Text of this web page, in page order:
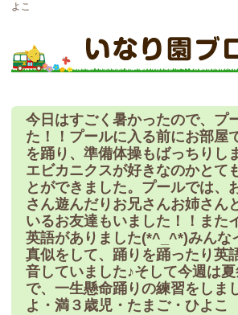
よこ
今日はすごく暑かったので、プ
た！！プールに入る前にお部屋
を踊り、準備体操もばっちりし
エビカニクスが好きなのかとて
とができました。プールでは、
さん遊んだりお兄さんお姉さん
いるお友達もいました！！また
英語がありました(*^_^*)みんな
真似をして、踊りを踊ったり英
音していました♪そして今週は
で、一生懸命踊りの練習をしま
よ・満３歳児・たまご・ひよこ